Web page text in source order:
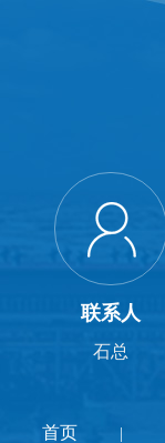
联系人
石总
首页